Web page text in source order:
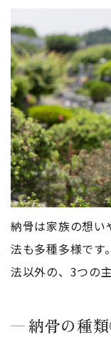
納骨は家族の想い
法も多種多様です
法以外の、3つの
納骨の種